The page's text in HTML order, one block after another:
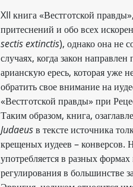
XII книга «Вестготской
притеснений и обо всех
sectis extinctis), однако она не
случаях, когда закон
арианскую ересь, которая уже
обратить свое внимание на
«Вестготской правды» при
Таким образом, книга,
Judaeusв тексте источника
крещеных иудеев –
употребляется в разных
регулирования в большинстве